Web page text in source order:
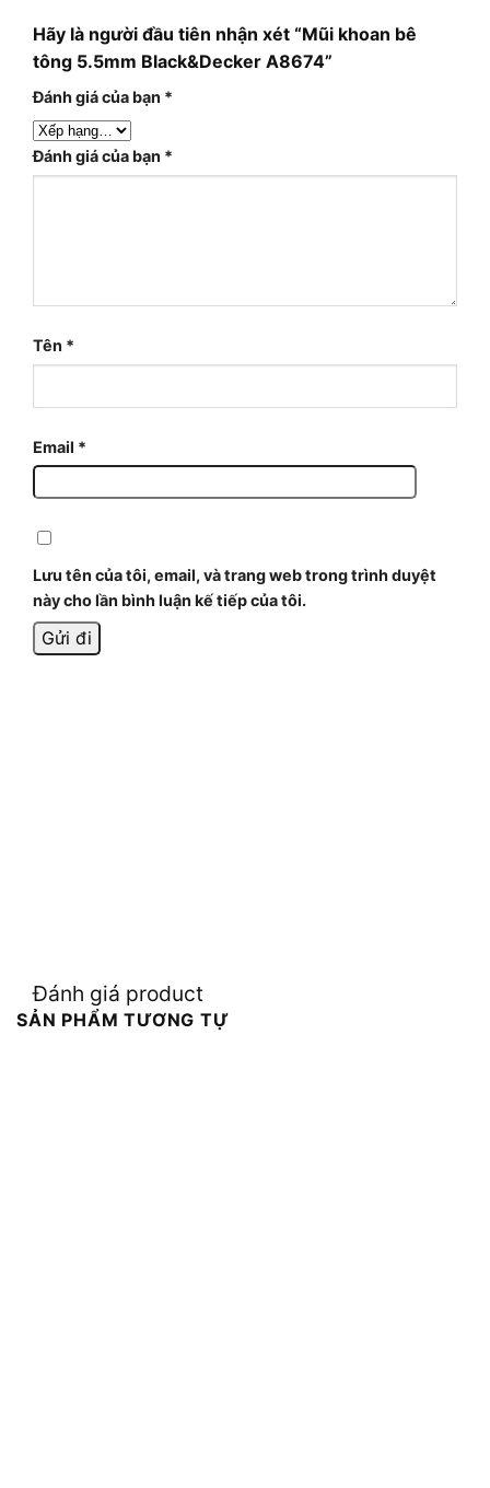
Hãy là người đầu tiên nhận xét “Mũi khoan bê
tông 5.5mm Black&Decker A8674”
Đánh giá của bạn *
Đánh giá của bạn *
Tên *
Email *
Lưu tên của tôi, email, và trang web trong trình duyệt
này cho lần bình luận kế tiếp của tôi.
Đánh giá product
SẢN PHẨM TƯƠNG TỰ